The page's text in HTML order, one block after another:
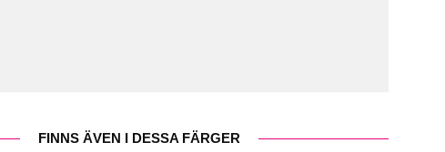
FINNS ÄVEN I DESSA FÄRGER